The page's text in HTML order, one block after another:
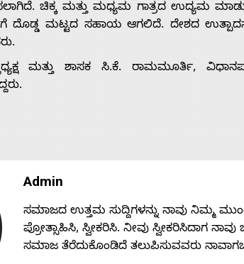
ಚಿಕ್ಕ ಮತ್ತು ಮಧ್ಯಮ ಗಾತ್ರದ ಉದ್ಯಮ
ದೊಡ್ಡ ಮಟ್ಟದ ಸಹಾಯ ಆಗಲಿದೆ. ದೇಶದ
ಮತ್ತು ಶಾಸಕ ಸಿ.ಕೆ. ರಾಮಮೂರ್ತಿ,
Admin
ಸಮಾಜದ ಉತ್ತಮ ಸುದ್ದಿಗಳನ್ನು ನಾವು ನಿಮ್ಮ
ಪ್ರೋತ್ಸಾಹಿಸಿ, ಸ್ವೀಕರಿಸಿ. ನೀವು ಸ್ವೀಕರಿಸಿದಾಗ
ಸಮಾಜ ತೆರೆದುಕೊಂಡಿದೆ ತಲುಪಿಸುವವರು